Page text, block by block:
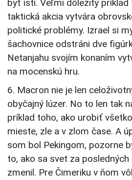
byť istí. Veľmi dôležitý príklad
taktická akcia vytvára
politické problémy. Izrael si
šachovnice odstráni dve
Netanjahu svojím konaním
na mocenskú hru.
6. Macron nie je len
obyčajný lúzer. No to len tak
príklad toho, ako urobiť
mieste, zle a v zlom čase. A
som bol Pekingom, pozorne
to, ako sa svet za
zmenil. Pre Čimeriku v ňom